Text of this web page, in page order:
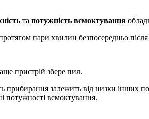
та потужність всмоктування
пари хвилин безпосередньо
пристрій збере пил.
прибирання залежить від низки інших
потужності всмоктування.